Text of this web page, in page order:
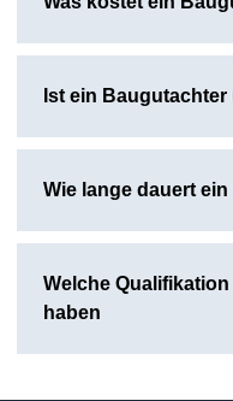
Ist ein
Wie lange dauert
Welche
haben